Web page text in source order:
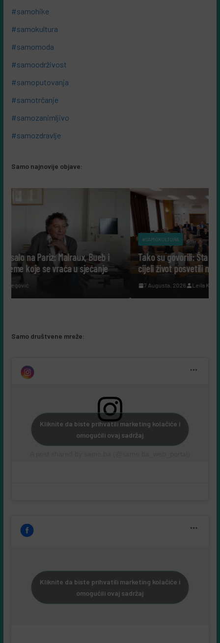
#samohike
#samokultura
#samomoda
#samoodrživost
#samoputovanja
#samotrčanje
#samozanimljivo
#samozdravlje
Samo najnovije objave:
Bueb i
u sjećanje
#SAMOKULTURA
Tako su govorili: Šta nam danas govore
cijeli život posvetili nauci?
Leila Kurbegović
Samo društvene mreže:
Kliknite da biste prihvatili marketing kolačiće i
omogućili ovaj sadržaj
Kliknite da biste prihvatili marketing kolačiće i
omogućili ovaj sadržaj